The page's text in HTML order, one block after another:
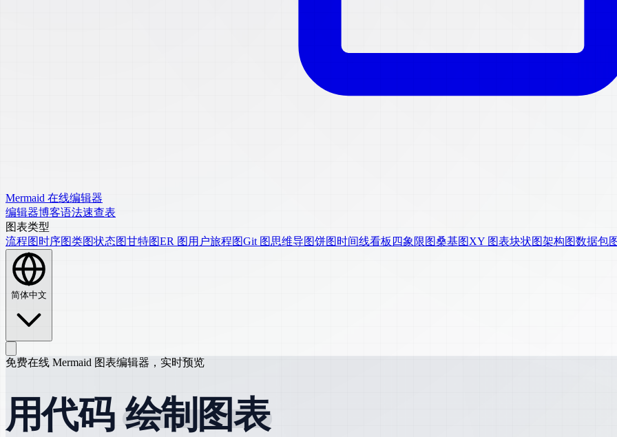
Mermaid 在线编辑器
编辑器博客语法速查表
图表类型
流程图 时序图类图状态图甘特图ER 图 用户旅程图Git 图 思维导图饼图 时间线看板 四象限图桑基图 XY 图表块状图架构图数据包
简体中文
免费在线 Mermaid 图表编辑器，实时预览
用代码 绘制图表